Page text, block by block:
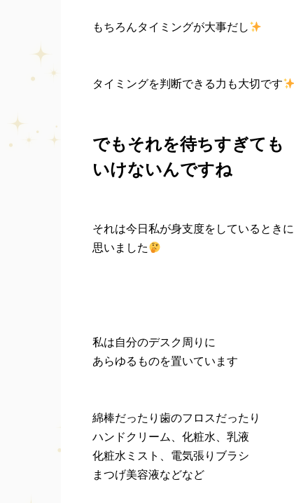
もちろんタイミングが大事だし
タイミングを判断できる力も大切です
でもそれを待ちすぎても
いけないんですね
それは今日私が身支度をしているときに
思いました
私は自分のデスク周りに
あらゆるものを置いています
綿棒だったり歯のフロスだったり
ハンドクリーム、化粧水、乳液
化粧水ミスト、電気張りブラシ
まつげ美容液などなど